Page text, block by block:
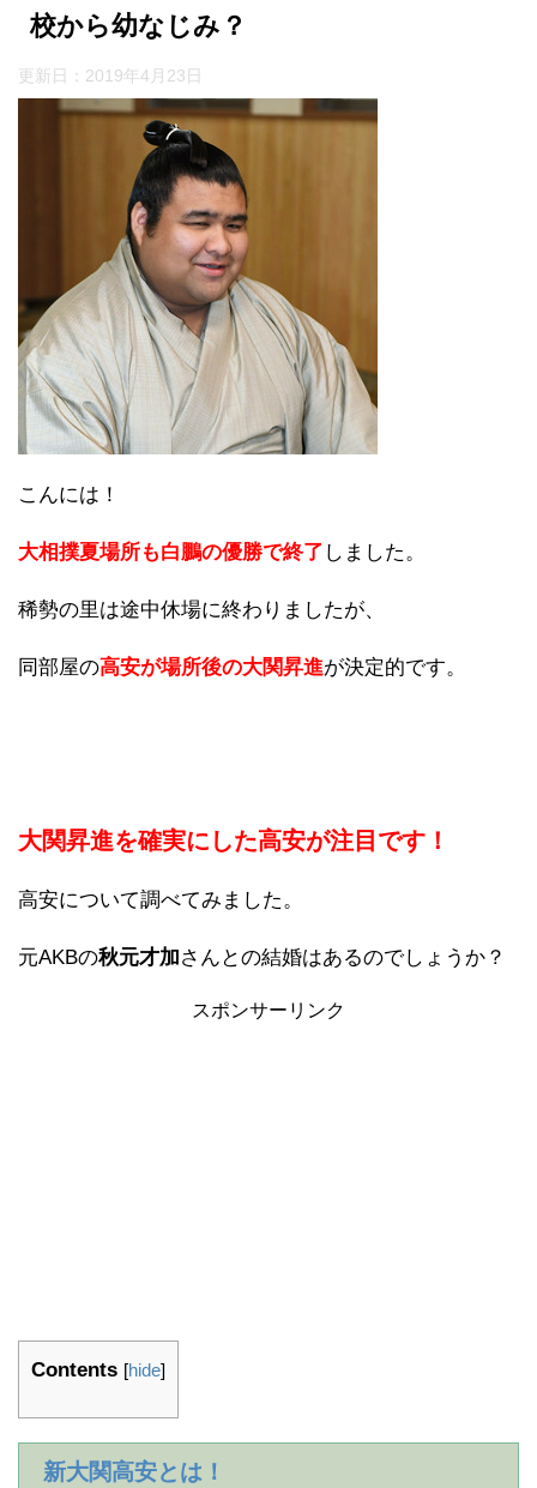
校から幼なじみ？
更新日： 2019年4月23日
こんには！
大相撲夏場所も白鵬の優勝で終了 しました。
稀勢の里は途中休場に終わりましたが、
同部屋の高安が場所後の大関昇進が決定的です。
大関昇進を確実にした高安が注目です！
高安について調べてみました。
元AKBの秋元才加さんとの結婚はあるのでしょうか？
スポンサーリンク
Contents [hide]
新大関高安とは！